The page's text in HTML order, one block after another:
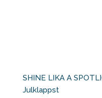
SHINE LIKA A
Julklappst